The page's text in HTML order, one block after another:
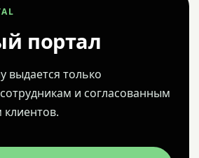
портал
выдается только
и согласованным
клиентов.